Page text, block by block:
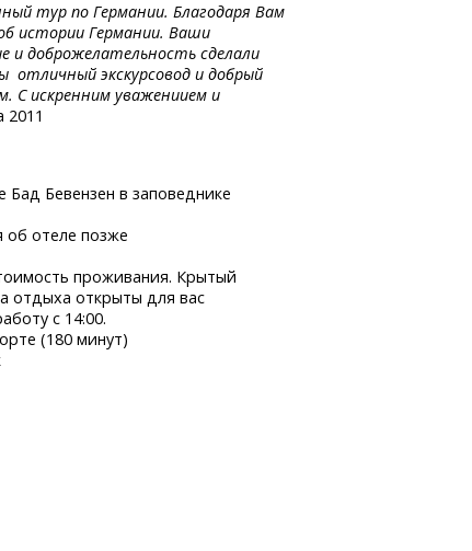
тур по Германии. Благодаря Вам
истории Германии. Ваши
и доброжелательность сделали
экскурсовод и добрый
С искренним уважениием и
2011
Бад Бевензен в заповеднике
отеле позже
проживания. Крытый
отдыха открыты для вас
с 14:00.
(180 минут)